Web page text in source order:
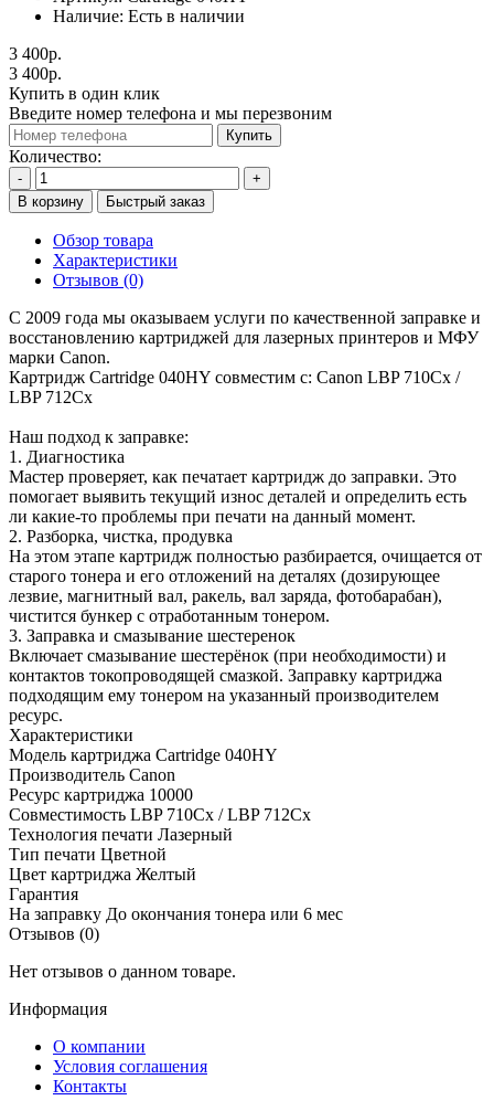
Наличие: Есть в наличии
3 400р.
3 400р.
Купить в один клик
Введите номер телефона и мы перезвоним
Купить
Количество:
-
+
В корзину
Быстрый заказ
Обзор товара
Характеристики
Отзывов (0)
С 2009 года мы оказываем услуги по качественной заправке и
восстановлению картриджей для лазерных принтеров и МФУ
марки Canon.
Картридж Cartridge 040HY совместим с: Canon LBP 710Cx /
LBP 712Cx
Наш подход к заправке:
1. Диагностика
Мастер проверяет, как печатает картридж до заправки. Это
помогает выявить текущий износ деталей и определить есть
ли какие-то проблемы при печати на данный момент.
2. Разборка, чистка, продувка
На этом этапе картридж полностью разбирается, очищается от
старого тонера и его отложений на деталях (дозирующее
лезвие, магнитный вал, ракель, вал заряда, фотобарабан),
чистится бункер с отработанным тонером.
3. Заправка и смазывание шестеренок
Включает смазывание шестерёнок (при необходимости) и
контактов токопроводящей смазкой. Заправку картриджа
подходящим ему тонером на указанный производителем
ресурс.
Характеристики
Модель картриджа Cartridge 040HY
Производитель Canon
Ресурс картриджа 10000
Совместимость LBP 710Cx / LBP 712Cx
Технология печати Лазерный
Тип печати Цветной
Цвет картриджа Желтый
Гарантия
На заправку До окончания тонера или 6 мес
Отзывов (0)
Нет отзывов о данном товаре.
Информация
О компании
Условия соглашения
Контакты